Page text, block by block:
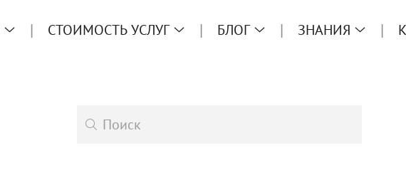
СТОИМОСТЬ УСЛУГ БЛОГ ЗНАНИЯ